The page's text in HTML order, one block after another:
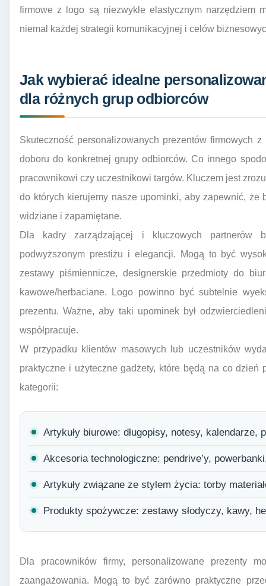
firmowe z logo są niezwykle elastycznym narzędziem
niemal każdej strategii komunikacyjnej i celów
Jak wybierać idealne
dla różnych grup odbiorców
Skuteczność personalizowanych prezentów firmowych
doboru do konkretnej grupy odbiorców. Co innego
pracownikowi czy uczestnikowi targów. Kluczem jest
do których kierujemy nasze upominki, aby zapewnić,
widziane i zapamiętane.
Dla kadry zarządzającej i kluczowych partnerów
podwyższonym prestiżu i elegancji. Mogą to być
zestawy piśmiennicze, designerskie przedmioty do
kawowe/herbaciane. Logo powinno być subtelnie
prezentu. Ważne, aby taki upominek był
współpracuje.
W przypadku klientów masowych lub uczestników
praktyczne i użyteczne gadżety, które będą na co dzień
kategorii:
Artykuły biurowe: długopisy, notesy, kalendarze,
Akcesoria technologiczne: pendrive’y,
Artykuły związane ze stylem życia: torby
Produkty spożywcze: zestawy słodyczy, kawy,
Dla pracowników firmy, personalizowane prezenty
zaangażowania. Mogą to być zarówno praktyczne